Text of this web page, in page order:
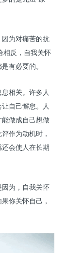
为对痛苦的抗
相反，自我关怀
有必要的。
相关。许多人
自己懈怠。人
做成自己想做
作为动机时，
会使人在长期
为，自我关怀
你关怀自己，